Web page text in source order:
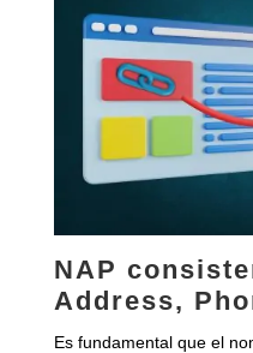
NAP
Address,
Es fundamental que el